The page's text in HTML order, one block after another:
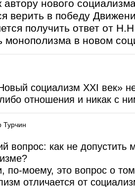
автору нового
верить в победу
получить ответ от
монополизма в новом
социализм XXI век»
либо отношения и никак с
Турчин
вопрос: как не допустить
по-моему, это вопрос о
отличается от